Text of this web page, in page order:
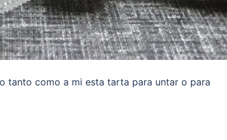
tanto como a mi esta tarta para untar o para